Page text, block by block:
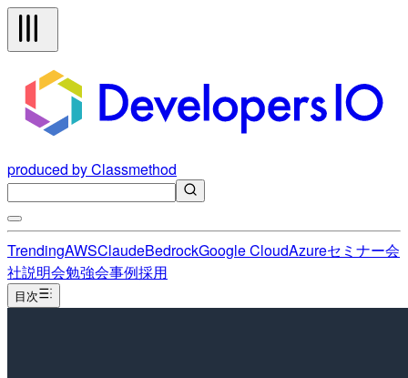
produced by Classmethod
TrendingAWSClaudeBedrockGoogle CloudAzureセミナー会
社説明会勉強会事例採用
目次